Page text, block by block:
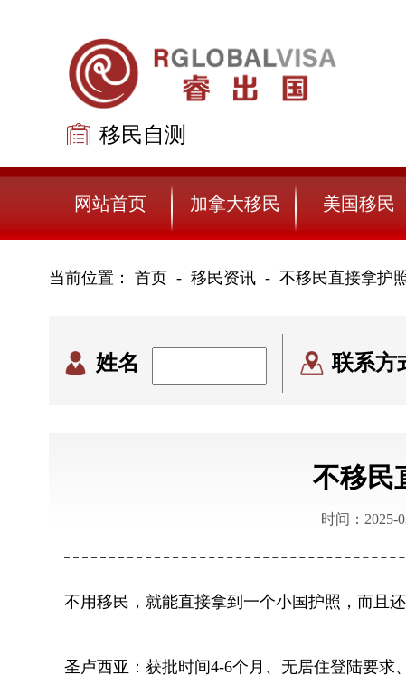
移民自测
免费评估
网站首页 加拿大移民 美国移民
当前位置： 首页 移民资讯 - 不移民直接拿护
姓名 联系方
不移民
时间：2025-
不用移民，就能直接拿到一个小国护照，而且
圣卢西亚：获批时间4-6个月、无居住登陆要求